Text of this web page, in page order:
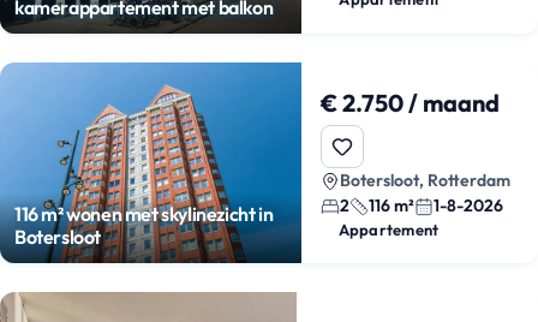
kamerappartement met balkon
116 m² wonen met skylinezicht in
Botersloot
€ 2.750 / maand
Botersloot, Rotterdam
2
116 m² 1-8-2026
Appartement